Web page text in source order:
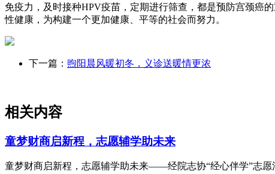
免疫力，及时接种HPV疫苗，定期进行筛查，都是预防宫颈癌
性健康，为构建一个更加健康、平等的社会而努力。
下一篇： 煦阳晨风暖初冬，义诊送暖情更浓
相关内容
童梦财商启新程，志愿辅学助未来
童梦财商启新程，志愿辅学助未来——经院志协“经心伴学”志愿